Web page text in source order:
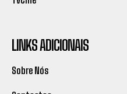
LINKS ADICIONAIS
Sobre Nós